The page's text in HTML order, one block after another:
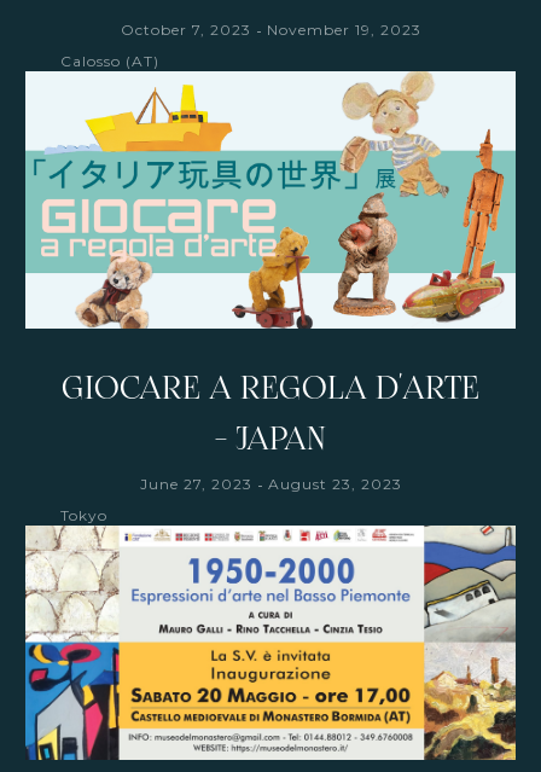
October 7, 2023 - November 19, 2023
Calosso (AT)
GIOCARE A REGOLA D'ARTE
- JAPAN
June 27, 2023 - August 23, 2023
Tokyo